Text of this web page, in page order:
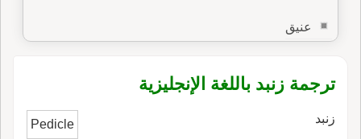
عنيق
ترجمة زنبد باللغة الإنجليزية
زنبد Pedicle